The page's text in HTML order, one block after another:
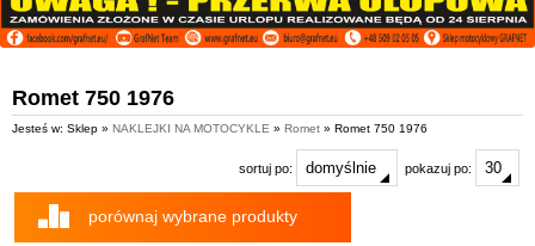
Romet 750 1976
Jesteś w: Sklep » NAKLEJKI NA MOTOCYKLE » Romet » Romet 750 1976
pokazuj po:
sortuj po:
porównaj wybrane produkty